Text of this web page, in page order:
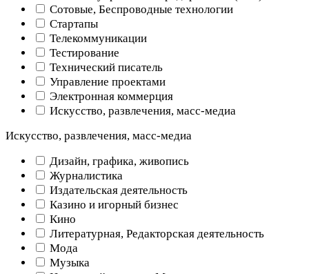
Сотовые, Беспроводные технологии
Стартапы
Телекоммуникации
Тестирование
Технический писатель
Управление проектами
Электронная коммерция
Искусство, развлечения, масс-медиа
Искусство, развлечения, масс-медиа
Дизайн, графика, живопись
Журналистика
Издательская деятельность
Казино и игорный бизнес
Кино
Литературная, Редакторская деятельность
Мода
Музыка